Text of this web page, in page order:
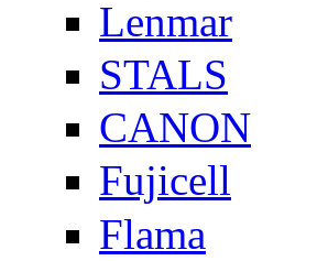
Lenmar
STALS
CANON
Fujicell
Flama